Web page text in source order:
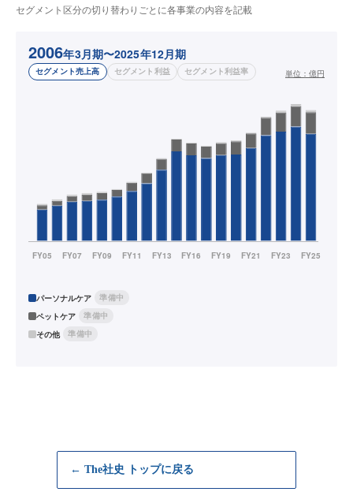
セグメント区分の切り替わりごとに各事業の内容を記載
2006年3月期〜2025年12月期
セグメント売上高 セグメント利益 セグメント利益率 単位： 億円
パーソナルケア
準備中
ペットケア
準備中
その他
準備中
← The社史 トップに戻る